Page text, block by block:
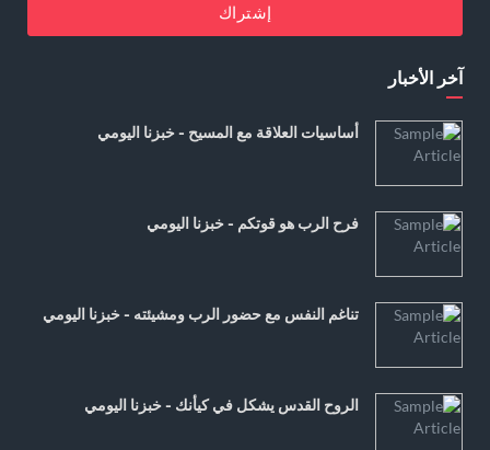
إشتراك
آخر الأخبار
أساسيات العلاقة مع المسيح - خبزنا اليومي
فرح الرب هو قوتكم - خبزنا اليومي
تناغم النفس مع حضور الرب ومشيئته - خبزنا اليومي
الروح القدس يشكل في كيأنك - خبزنا اليومي